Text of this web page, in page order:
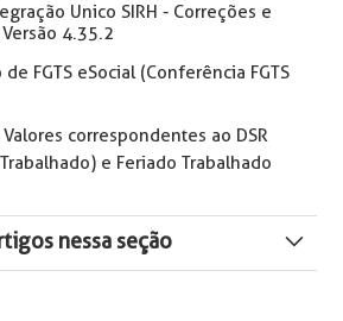
Unico SIRH - Correções e
4.35.2
FGTS eSocial (Conferência FGTS
correspondentes ao DSR
e Feriado Trabalhado
nessa seção